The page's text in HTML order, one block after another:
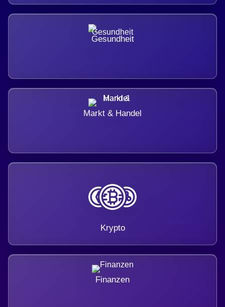
Gesundheit
Markt & Handel
Krypto
Finanzen